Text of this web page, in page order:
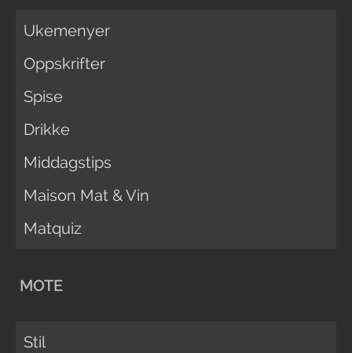
Ukemenyer
Oppskrifter
Spise
Drikke
Middagstips
Maison Mat & Vin
Matquiz
MOTE
Stil